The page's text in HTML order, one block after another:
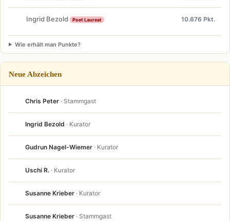
Ingrid Bezold Poet Laureat 10.676 Pkt.
Wie erhält man Punkte?
Neue Abzeichen
Chris Peter · Stammgast
Ingrid Bezold · Kurator
Gudrun Nagel-Wiemer · Kurator
Uschi R. · Kurator
Susanne Krieber · Kurator
Susanne Krieber · Stammgast